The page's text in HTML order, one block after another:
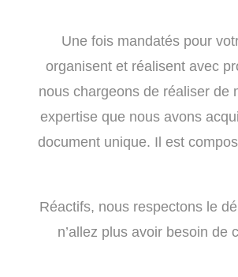
Une fois mandatés pour
organisent et réalisent avec
nous chargeons de réaliser de
expertise que nous avons
document unique. Il est
Réactifs, nous respectons le
n’allez plus avoir besoin de